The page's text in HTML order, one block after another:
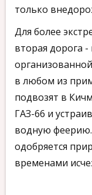
только
Для более
вторая дорога -
в любом из
подвозят в
ГАЗ-66 и
водную
одобряется
временами